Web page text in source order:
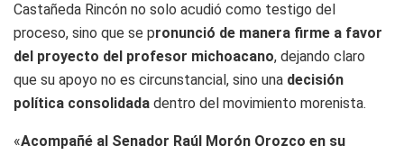
Castañeda Rincón no solo acudió como testigo del
proceso, sino que se pronunció de manera firme a favor
del proyecto del profesor michoacano, dejando claro
que su apoyo no es circunstancial, sino una decisión
política consolidada dentro del movimiento morenista.
«Acompañé al Senador Raúl Morón Orozco en su